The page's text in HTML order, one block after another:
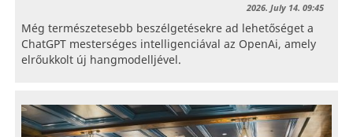
2026. July 14. 09:45
Még természetesebb beszélgetésekre ad lehetőséget a
ChatGPT mesterséges intelligenciával az OpenAi, amely
elrőukkolt új hangmodelljével.